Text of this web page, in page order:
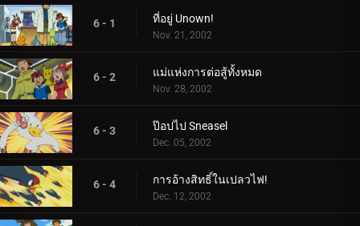
6 - 1 ที่อยู่ Unown!
Nov. 21, 2002
6 - 2 แม่แห่งการต่อสู้ทั้งหมด
Nov. 28, 2002
6 - 3 ป๊อปไป Sneasel
Dec. 05, 2002
6 - 4 การอ้างสิทธิ์ในเปลวไฟ!
Dec. 12, 2002